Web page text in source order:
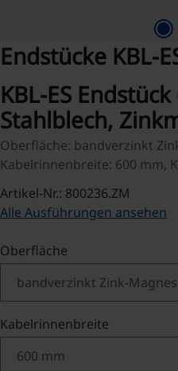
Endstücke KBL-
KBL-ES
Stahlblech,
Oberfläche: bandverzinkt
Kabelrinnenbreite: 600 mm,
Artikel-Nr.: 800236.ZM
Alle Ausführungen ansehen
Oberfläche
Kabelrinnenbreite